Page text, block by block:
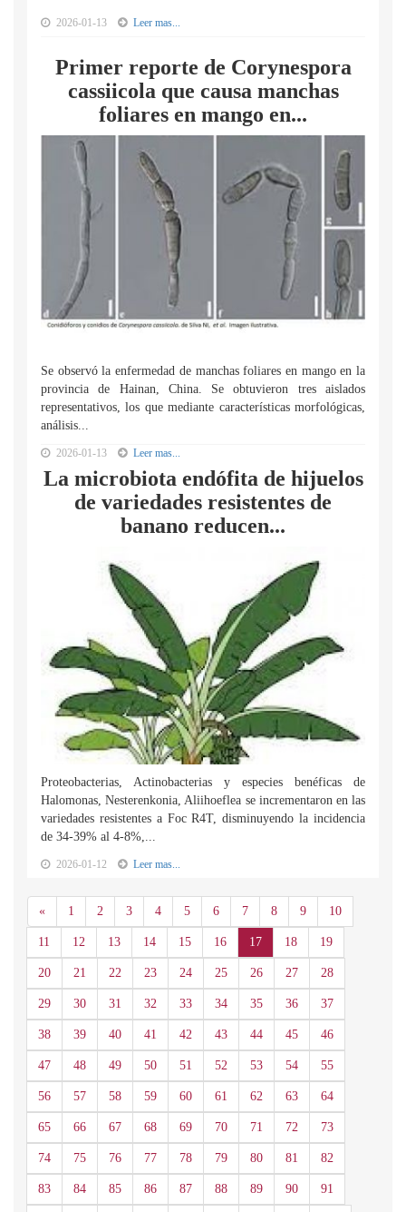
2026-01-13 Leer mas...
Primer reporte de Corynespora
cassiicola que causa manchas
foliares en mango en...
Se observó la enfermedad de manchas foliares en mango en la
provincia de Hainan, China. Se obtuvieron tres aislados
representativos, los que mediante características morfológicas,
análisis...
2026-01-13 Leer mas...
La microbiota endófita de hijuelos
de variedades resistentes de
banano reducen...
Proteobacterias, Actinobacterias y especies benéficas de
Halomonas, Nesterenkonia, Aliihoeflea se incrementaron en las
variedades resistentes a Foc R4T, disminuyendo la incidencia
de 34-39% al 4-8%,...
2026-01-12 Leer mas...
«Anterior
1 2 3 4 5 6 7 8 9 10
11 12 13 14 15 16 17 18 19
20 21 22 23 24 25 26 27 28
29 30 31 32 33 34 35 36 37
38 39 40 41 42 43 44 45 46
47 48 49 50 51 52 53 54 55
56 57 58 59 60 61 62 63 64
65 66 67 68 69 70 71 72 73
74 75 76 77 78 79 80 81 82
83 84 85 86 87 88 89 90 91